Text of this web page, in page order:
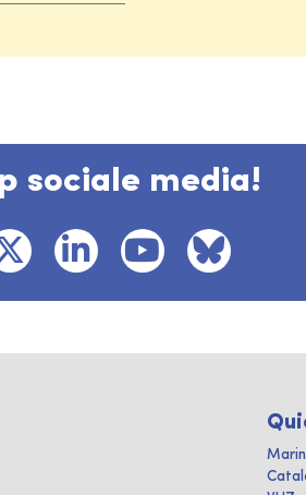
sociale media!